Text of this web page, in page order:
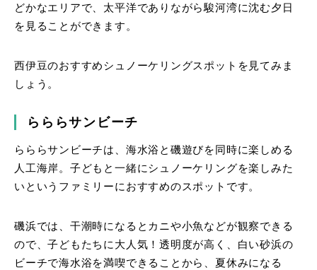
どかなエリアで、太平洋でありながら駿河湾に沈む夕日
を見ることができます。
西伊豆のおすすめシュノーケリングスポットを見てみま
しょう。
らららサンビーチ
らららサンビーチは、海水浴と磯遊びを同時に楽しめる
人工海岸。子どもと一緒にシュノーケリングを楽しみた
いというファミリーにおすすめのスポットです。
磯浜では、干潮時になるとカニや小魚などが観察できる
ので、子どもたちに大人気！透明度が高く、白い砂浜の
ビーチで海水浴を満喫できることから、夏休みになる